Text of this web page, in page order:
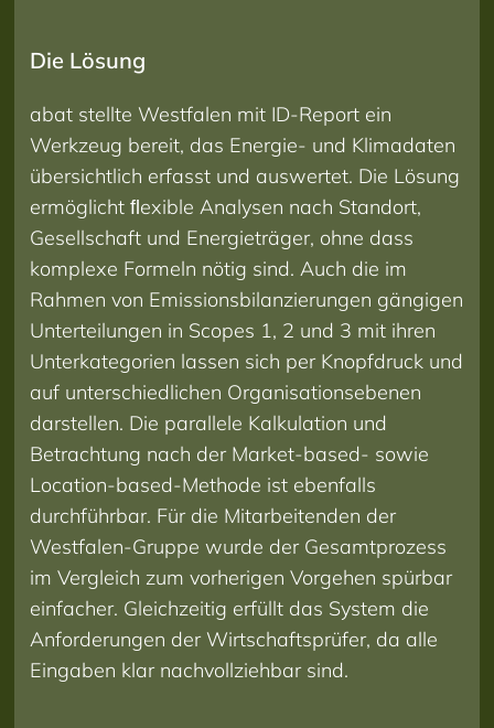
Die Lösung
abat stellte Westfalen mit ID-Report ein
Werkzeug bereit, das Energie- und Klimadaten
übersichtlich erfasst und auswertet. Die Lösung
ermöglicht ﬂexible Analysen nach Standort,
Gesellschaft und Energieträger, ohne dass
komplexe Formeln nötig sind. Auch die im
Rahmen von Emissionsbilanzierungen gängigen
Unterteilungen in Scopes 1, 2 und 3 mit ihren
Unterkategorien lassen sich per Knopfdruck und
auf unterschiedlichen Organisationsebenen
darstellen. Die parallele Kalkulation und
Betrachtung nach der Market-based- sowie
Location-based-Methode ist ebenfalls
durchführbar. Für die Mitarbeitenden der
Westfalen-Gruppe wurde der Gesamtprozess
im Vergleich zum vorherigen Vorgehen spürbar
einfacher. Gleichzeitig erfüllt das System die
Anforderungen der Wirtschaftsprüfer, da alle
Eingaben klar nachvollziehbar sind.